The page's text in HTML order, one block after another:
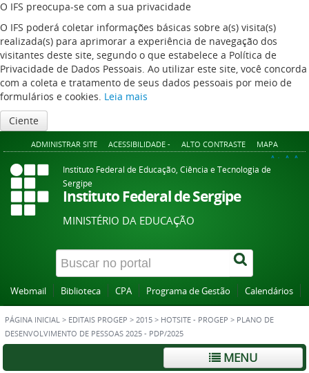
O IFS preocupa-se com a sua privacidade
O IFS poderá coletar informações básicas sobre a(s) visita(s)
realizada(s) para aprimorar a experiência de navegação dos
visitantes deste site, segundo o que estabelece a Política de
Privacidade de Dados Pessoais. Ao utilizar este site, você concorda
com a coleta e tratamento de seus dados pessoais por meio de
formulários e cookies. Leia mais
Ciente
ADMINISTRAR SITE ACESSIBILIDADE - ALTO CONTRASTE MAPA
A+ A A-
Instituto Federal de Educação, Ciência e Tecnologia de
Sergipe
Instituto Federal de Sergipe
MINISTÉRIO DA EDUCAÇÃO
Webmail Biblioteca CPA Programa de Gestão Calendários
PÁGINA INICIAL > EDITAIS PROGEP > 2015 > HOTSITE - PROGEP > PLANO DE
DESENVOLVIMENTO DE PESSOAS 2025 - PDP/2025
MENU